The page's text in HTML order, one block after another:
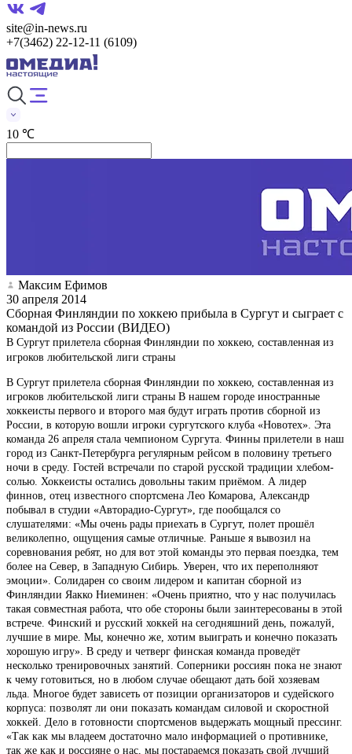
site@in-news.ru
+7(3462) 22-12-11 (6109)
10 ℃
Максим Ефимов
30 апреля 2014
Сборная Финляндии по хоккею прибыла в Сургут и сыграет с
командой из России (ВИДЕО)
В Сургут прилетела сборная Финляндии по хоккею, составленная из
игроков любительской лиги страны
В Сургут прилетела сборная Финляндии по хоккею, составленная из
игроков любительской лиги страны В нашем городе иностранные
хоккеисты первого и второго мая будут играть против сборной из
России, в которую вошли игроки сургутского клуба «Новотех». Эта
команда 26 апреля стала чемпионом Сургута. Финны прилетели в наш
город из Санкт-Петербурга регулярным рейсом в половину третьего
ночи в среду. Гостей встречали по старой русской традиции хлебом-
солью. Хоккеисты остались довольны таким приёмом. А лидер
финнов, отец известного спортсмена Лео Комарова, Александр
побывал в студии «Авторадио-Сургут», где пообщался со
слушателями: «Мы очень рады приехать в Сургут, полет прошёл
великолепно, ощущения самые отличные. Раньше я вывозил на
соревнования ребят, но для вот этой команды это первая поездка, тем
более на Север, в Западную Сибирь. Уверен, что их переполняют
эмоции». Солидарен со своим лидером и капитан сборной из
Финляндии Яакко Ниеминен: «Очень приятно, что у нас получилась
такая совместная работа, что обе стороны были заинтересованы в этой
встрече. Финский и русский хоккей на сегодняшний день, пожалуй,
лучшие в мире. Мы, конечно же, хотим выиграть и конечно показать
хорошую игру». В среду и четверг финская команда проведёт
несколько тренировочных занятий. Соперники россиян пока не знают
к чему готовиться, но в любом случае обещают дать бой хозяевам
льда. Многое будет зависеть от позиции организаторов и судейского
корпуса: позволят ли они показать командам силовой и скоростной
хоккей. Дело в готовности спортсменов выдержать мощный прессинг.
«Так как мы владеем достаточно мало информацией о противнике,
так же как и россияне о нас, мы постараемся показать свой лучший